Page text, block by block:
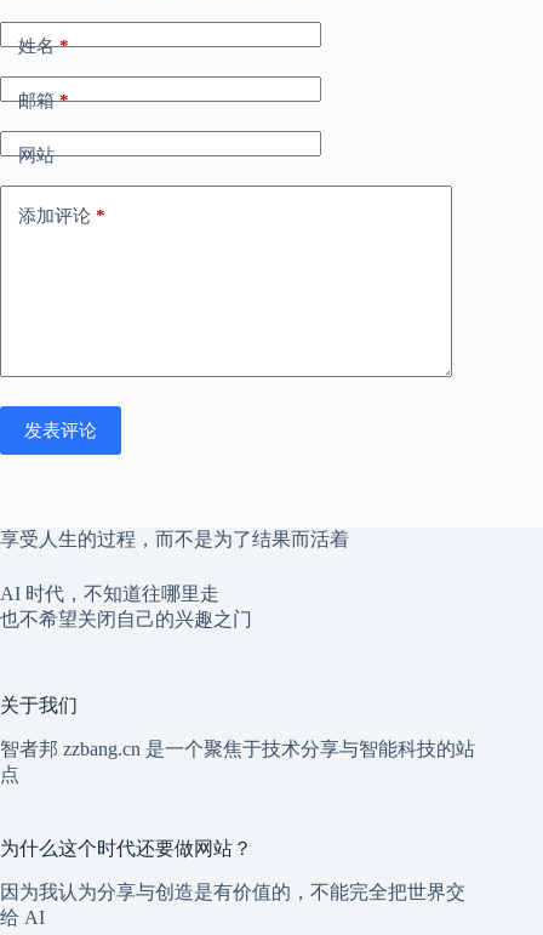
姓名*
邮箱*
网站
添加评论 *
发表评论
享受人生的过程，而不是为了结果而活着
AI 时代，不知道往哪里走
也不希望关闭自己的兴趣之门
关于我们
智者邦 zzbang.cn 是一个聚焦于技术分享与智能科技的站
点
为什么这个时代还要做网站？
因为我认为分享与创造是有价值的，不能完全把世界交
给 AI